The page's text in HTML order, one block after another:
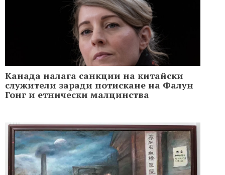
Канада налага санкции на китайски
служители заради потискане на Фалун
Гонг и етнически малцинства